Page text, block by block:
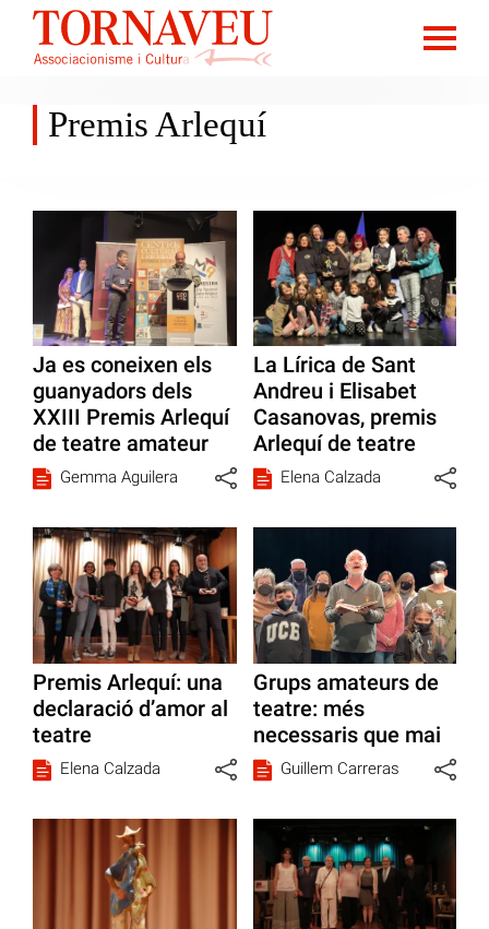
Premis Arlequí
Ja es coneixen els
guanyadors dels
XXIII Premis Arlequí
de teatre amateur
Gemma Aguilera
La Lírica de Sant
Andreu i Elisabet
Casanovas, premis
Arlequí de teatre
Elena Calzada
Premis Arlequí: una
declaració d’amor al
teatre
Elena Calzada
Grups amateurs de
teatre: més
necessaris que mai
Guillem Carreras